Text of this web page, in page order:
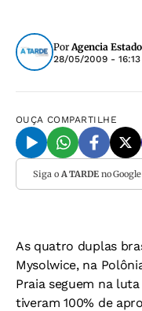
PorAgencia Estado
28/05/2009 -
OUÇA COMPARTILHE
Siga o A TARDEno Google
As quatro duplas
Mysolwice, na
Praia seguem na
tiveram 100% de